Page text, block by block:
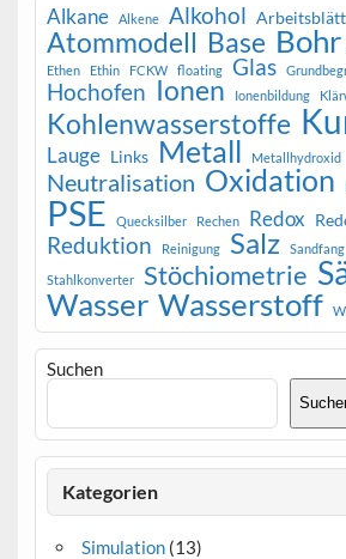
Alkane Alkene Alkohol
Atommodell Base Bohr
Ethen Ethin FCKW floating Glas
Hochofen Ionen Ionenbildung
Kohlenwasserstoffe
Lauge Links Metall Metallhydroxid
Neutralisation Oxidation
PSE Quecksilber Rechen Redox
Reduktion Reinigung Salz Sandfang
Stahlkonverter Stöchiometrie
Wasser Wasserstoff
Suchen
Kategorien
Simulation(13)